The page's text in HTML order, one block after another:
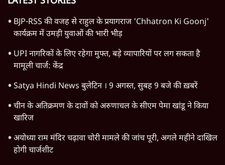
BJP-RSS की वजह से राहुल के प्रयागराज 'Chhatron Ki Goonj'
कार्यक्रम में उमड़ी युवाओं की भारी भीड़
UPI नागरिकों के लिए रहेगा मुफ्त, बड़े व्यापारियों पर लग सकता है
मामूली चार्ज: केंद्र
Satya Hindi News बुलेटिन । 9 अगस्त, सुबह 9 बजे की ख़बरें
चीन के अतिक्रमण के दावों को अरुणाचल के सीएम पेमा खांडू ने किया
खारिज
अयोध्या राम मंदिर चढ़ावा चोरी मामले की जांच पूरी, अगले महीने दाखिल
होगी चार्जशीट